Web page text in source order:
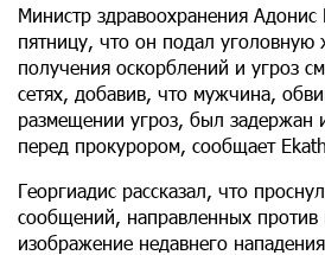
Министр здравоохранения Адонис
пятницу, что он подал уголовную
получения оскорблений и угроз
сетях, добавив, что мужчина,
размещении угроз, был задержан
перед прокурором, сообщает
Георгиадис рассказал, что
сообщений, направленных против
изображение недавнего